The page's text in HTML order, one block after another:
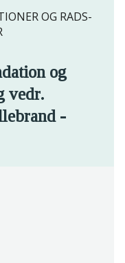
OG RADS-
og
vedr.
-